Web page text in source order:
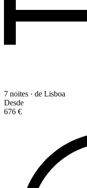
7 noites · de Lisboa
Desde
676 €